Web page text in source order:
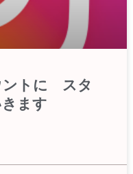
ントに スタ
ます